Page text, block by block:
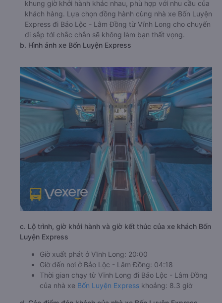
khung giờ khởi hành khác nhau, phù hợp với nhu cầu của
khách hàng. Lựa chọn đồng hành cùng nhà xe Bốn Luyện
Express đi Bảo Lộc - Lâm Đồng từ Vĩnh Long cho chuyến
đi sắp tới chắc chắn sẽ không làm bạn thất vọng.
b. Hình ảnh xe Bốn Luyện Express
c. Lộ trình, giờ khởi hành và giờ kết thúc của xe khách Bốn
Luyện Express
Giờ xuất phát ở Vĩnh Long: 20:00
Giờ đến nơi ở Bảo Lộc - Lâm Đồng: 04:18
Thời gian chạy từ Vĩnh Long đi Bảo Lộc - Lâm Đồng
của nhà xe Bốn Luyện Express khoảng: 8.3 giờ